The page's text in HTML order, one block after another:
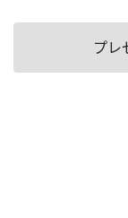
プレ